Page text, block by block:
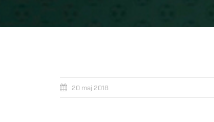
20 maj 2018